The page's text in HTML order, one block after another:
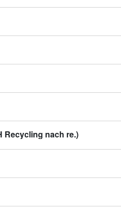
Recycling nach re.)